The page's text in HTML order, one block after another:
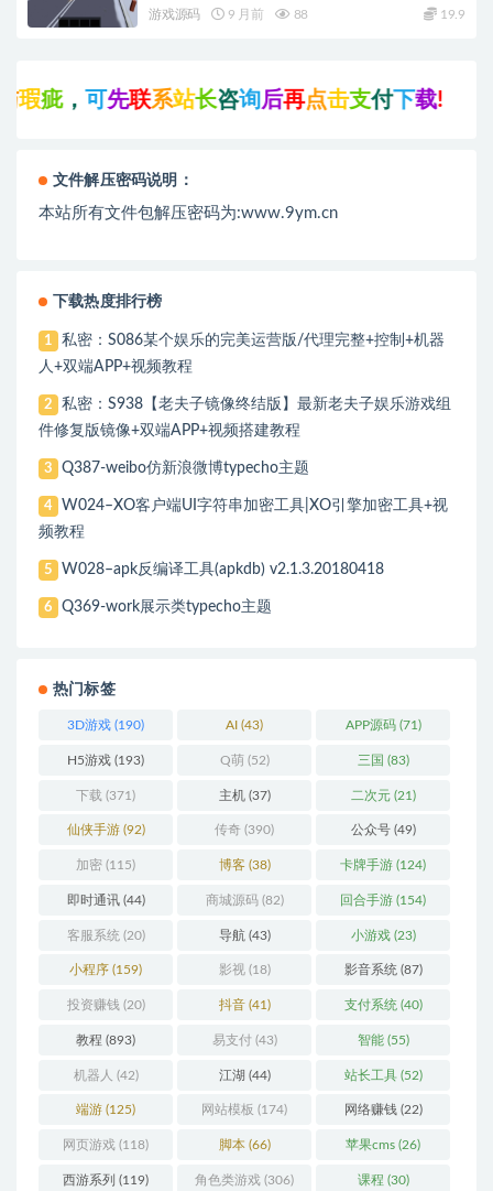
游戏源码 9 月前 88 19.9
先联系 站 长咨询后再点击支付下载!
文件解压密码说明：
本站所有文件包解压密码为:www.9ym.cn
下载热度排行榜
1
私密：S086某个娱乐的完美运营版/代理完整+控制+机器
人+双端APP+视频教程
2
私密：S938【老夫子镜像终结版】最新老夫子娱乐游戏组
件修复版镜像+双端APP+视频搭建教程
3 Q387-weibo仿新浪微博typecho主题
4
W024–XO客户端UI字符串加密工具|XO引擎加密工具+视
频教程
5 W028–apk反编译工具(apkdb) v2.1.3.20180418
6 Q369-work展示类typecho主题
热门标签
3D游戏 (190) AI (43) APP源码(71)
H5游戏 (193) Q萌(52) 三国 (83)
下载 (371) 主机(37) 二次元(21)
仙侠手游(92) 传奇 (390) 公众号(49)
加密 (115) 博客(38) 卡牌手游 (124)
即时通讯(44) 商城源码(82) 回合手游 (154)
客服系统 (20) 导航(43) 小游戏(23)
小程序 (159) 影视(18) 影音系统 (87)
投资赚钱 (20) 抖音(41) 支付系统 (40)
教程 (893) 易支付(43) 智能(55)
机器人 (42) 江湖 (44) 站长工具(52)
端游 (125) 网站模板 (174) 网络赚钱(22)
网页游戏 (118) 脚本(66) 苹果cms (26)
西游系列 (119) 角色类游戏 (306) 课程 (30)